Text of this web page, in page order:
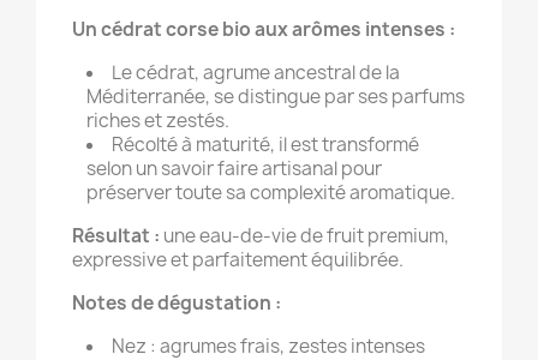
Un cédrat corse bio aux arômes intenses :
Le cédrat, agrume ancestral de la
Méditerranée, se distingue par ses parfums
riches et zestés.
Récolté à maturité, il est transformé
selon un savoir faire artisanal pour
préserver toute sa complexité aromatique.
Résultat : une eau-de-vie de fruit premium,
expressive et parfaitement équilibrée.
Notes de dégustation :
Nez : agrumes frais, zestes intenses